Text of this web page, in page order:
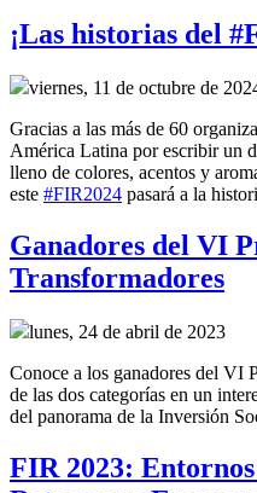
¡Las historias del
viernes, 11 de octubre de
Gracias a las más de 60
América Latina por escribir un
lleno de colores, acentos y
este #FIR2024 pasará a la
Ganadores del VI
Transformadores
lunes, 24 de abril de 2023
Conoce a los ganadores del VI
de las dos categorías en un
del panorama de la Inversión
FIR 2023: